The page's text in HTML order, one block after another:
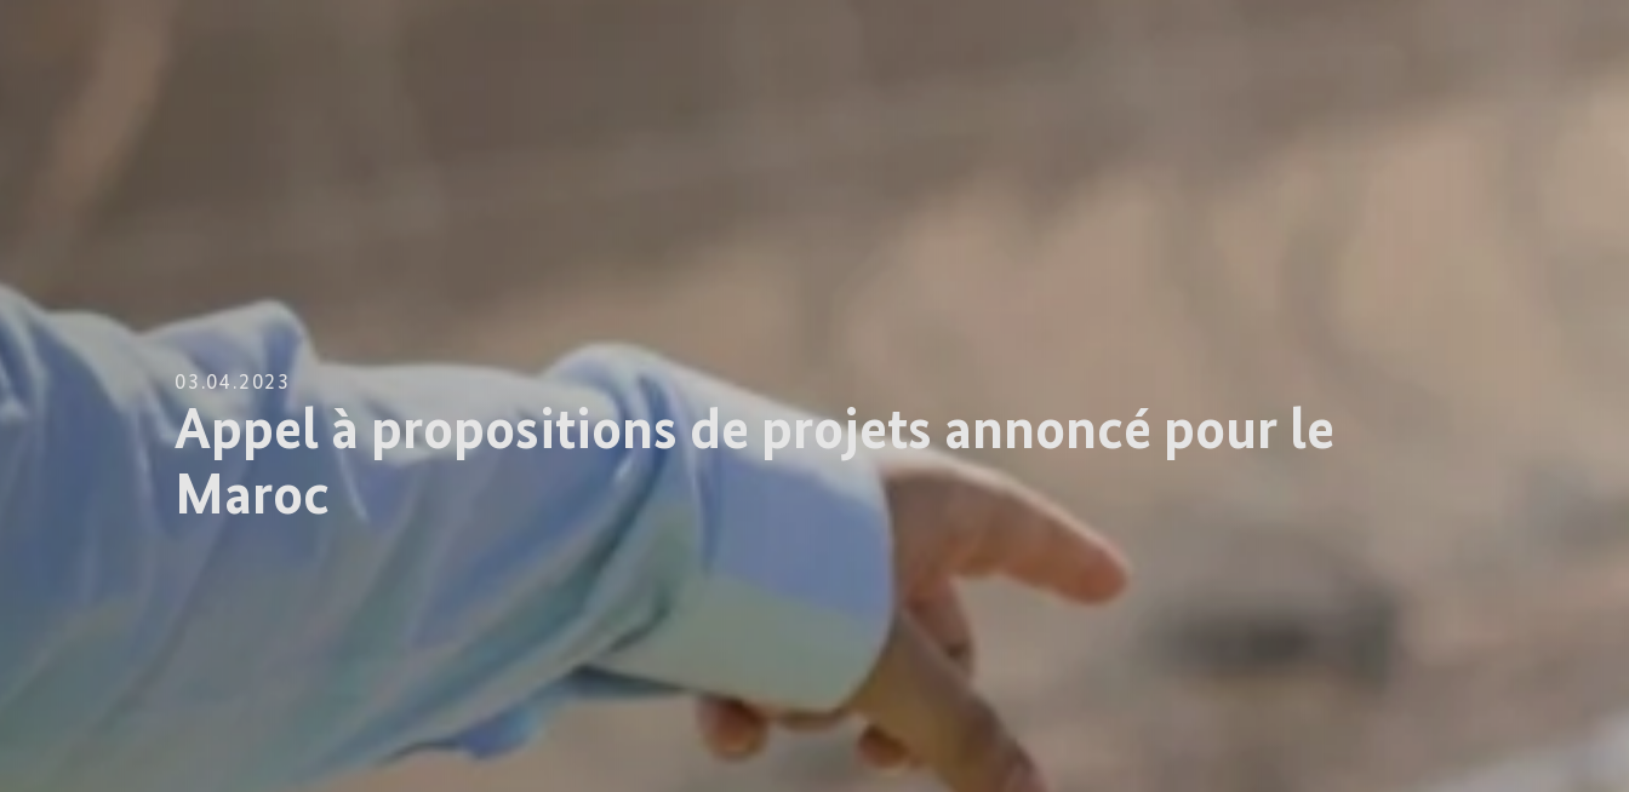
03.04.2023
Appel à propositions de projets annoncé pour le
Maroc